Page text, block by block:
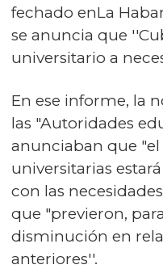
fechado enLa
se anuncia que
universitario a
En ese informe, la
las "Autoridades
anunciaban que
universitarias
con las
que "previeron,
disminución en
anteriores''.